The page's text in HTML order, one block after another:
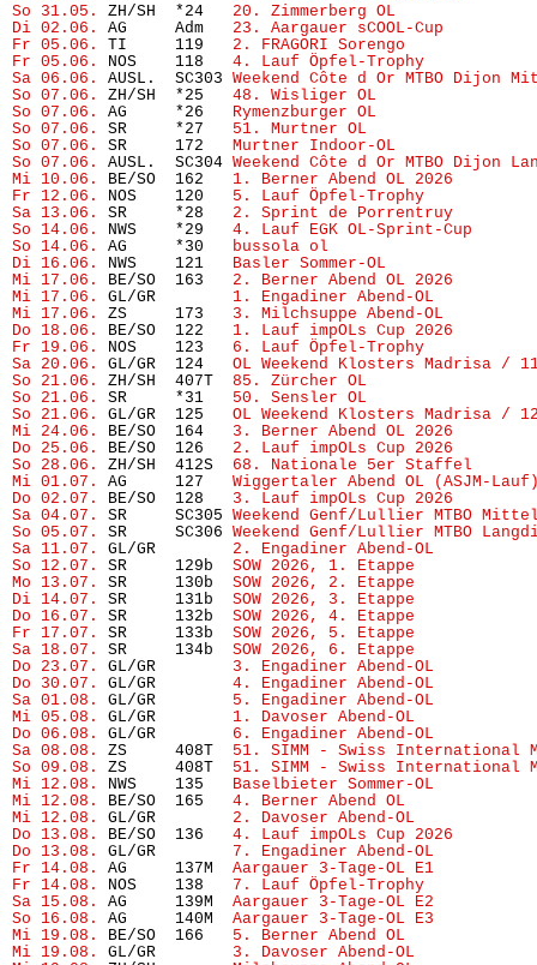
So 31.05.
ZH/SH  *24 20. Zimmerberg OL
Di 02.06.
AG     Adm 23. Aargauer sCOOL-Cup
Fr 05.06.
TI     119 2. FRAGORI Sorengo
Fr 05.06.
NOS    118 4. Lauf Öpfel-Trophy
Sa 06.06.
AUSL.  SC303 Weekend Côte d Or MTBO Dijon
So 07.06.
ZH/SH  *25 48. Wisliger OL
So 07.06.
AG     *26 Rymenzburger OL
So 07.06.
SR     *27 51. Murtner OL
So 07.06.
SR     172 Murtner Indoor-OL
So 07.06.
AUSL.  SC304 Weekend Côte d Or MTBO Dijon
Mi 10.06.
BE/SO  162 1. Berner Abend OL 2026
Fr 12.06.
NOS    120 5. Lauf Öpfel-Trophy
Sa 13.06.
SR     *28 2. Sprint de Porrentruy
So 14.06.
NWS    *29 4. Lauf EGK OL-Sprint-Cup
So 14.06.
AG     *30 bussola ol
Di 16.06.
NWS    121 Basler Sommer-OL
Mi 17.06.
BE/SO  163 2. Berner Abend OL 2026
Mi 17.06.
GL/GR 1. Engadiner Abend-OL
Mi 17.06.
ZS     173 3. Milchsuppe Abend-OL
Do 18.06.
BE/SO  122 1. Lauf impOLs Cup 2026
Fr 19.06.
NOS    123 6. Lauf Öpfel-Trophy
Sa 20.06.
GL/GR  124 OL Weekend Klosters Madrisa /
So 21.06.
ZH/SH  407T 85. Zürcher OL
So 21.06.
SR     *31 50. Sensler OL
So 21.06.
GL/GR  125 OL Weekend Klosters Madrisa /
Mi 24.06.
BE/SO  164 3. Berner Abend OL 2026
Do 25.06.
BE/SO  126 2. Lauf impOLs Cup 2026
So 28.06.
ZH/SH  412S 68. Nationale 5er Staffel
Mi 01.07.
AG     127 Wiggertaler Abend OL (ASJM-
Do 02.07.
BE/SO  128 3. Lauf impOLs Cup 2026
Sa 04.07.
SR     SC305 Weekend Genf/Lullier MTBO
So 05.07.
SR     SC306 Weekend Genf/Lullier MTBO
Sa 11.07.
GL/GR 2. Engadiner Abend-OL
So 12.07.
SR     129b SOW 2026, 1. Etappe
Mo 13.07.
SR     130b SOW 2026, 2. Etappe
Di 14.07.
SR     131b SOW 2026, 3. Etappe
Do 16.07.
SR     132b SOW 2026, 4. Etappe
Fr 17.07.
SR     133b SOW 2026, 5. Etappe
Sa 18.07.
SR     134b SOW 2026, 6. Etappe
Do 23.07.
GL/GR 3. Engadiner Abend-OL
Do 30.07.
GL/GR 4. Engadiner Abend-OL
Sa 01.08.
GL/GR 5. Engadiner Abend-OL
Mi 05.08.
GL/GR 1. Davoser Abend-OL
Do 06.08.
GL/GR 6. Engadiner Abend-OL
Sa 08.08.
ZS     408T 51. SIMM - Swiss International
So 09.08.
ZS     408T 51. SIMM - Swiss International
Mi 12.08.
NWS    135 Baselbieter Sommer-OL
Mi 12.08.
BE/SO  165 4. Berner Abend OL
Mi 12.08.
GL/GR 2. Davoser Abend-OL
Do 13.08.
BE/SO  136 4. Lauf impOLs Cup 2026
Do 13.08.
GL/GR 7. Engadiner Abend-OL
Fr 14.08.
AG     137M Aargauer 3-Tage-OL E1
Fr 14.08.
NOS    138 7. Lauf Öpfel-Trophy
Sa 15.08.
AG     139M Aargauer 3-Tage-OL E2
So 16.08.
AG     140M Aargauer 3-Tage-OL E3
Mi 19.08.
BE/SO  166 5. Berner Abend OL
Mi 19.08.
GL/GR 3. Davoser Abend-OL